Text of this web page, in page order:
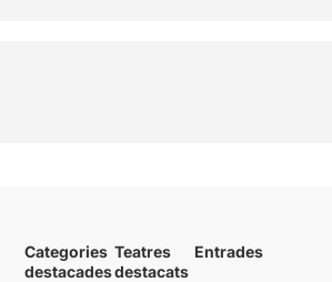
Categories
destacades
Teatres
destacats
Entrades